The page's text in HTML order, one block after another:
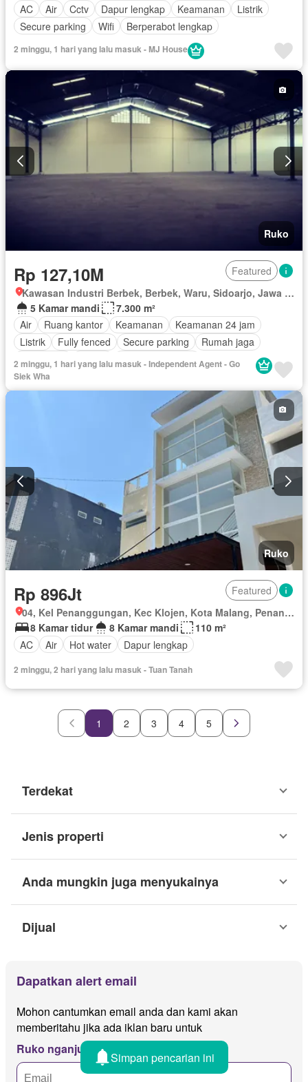
AC
Air Cctv Dapur lengkap Keamanan
Listrik
Secure parking
Wifi Berperabot lengkap
2 minggu, 1 hari yang lalu masuk - MJ House
Ruko
Rp 127,10M
Featured
Kawasan Industri Berbek, Berbek, Waru, Sidoarjo, Jawa Timur
5 Kamar mandi
7.300 m²
Air
Ruang kantor Keamanan
Keamanan 24 jam
Listrik
Fully fenced Secure parking
Rumah jaga
Telephone
Garasi Tanpa perabotan
2 minggu, 1 hari yang lalu masuk - Independent Agent - Go
Siek Wha
Ruko
Rp 896Jt
Featured
04, Kel Penanggungan, Kec Klojen, Kota Malang, Penanggungan, Kota Malang, Klojen, Jawa Timur
8 Kamar tidur
8 Kamar mandi
110 m²
AC
Air Hot water Dapur lengkap
2 minggu, 2 hari yang lalu masuk - Tuan Tanah
1 2 3 4 5
Terdekat
Jenis properti
Anda mungkin juga menyukainya
Dijual
Dapatkan alert email
Mohon cantumkan email anda dan kami akan
memberitahu jika ada iklan baru untuk
Ruko nganjuk
Simpan pencarian ini